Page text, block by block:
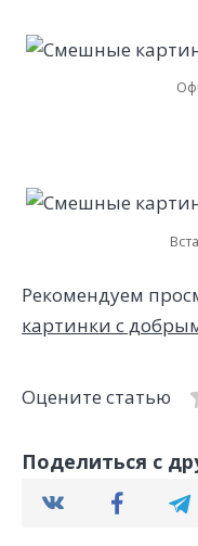
Рекомендуем
картинки с
Оцените статью
Поделиться с